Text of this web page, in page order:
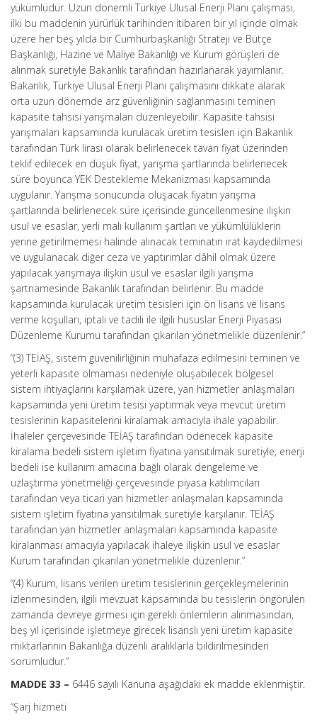
yükümlüdür. Uzun dönemli Türkiye Ulusal Enerji Planı çalışması,
ilki bu maddenin yürürlük tarihinden itibaren bir yıl içinde olmak
üzere her beş yılda bir Cumhurbaşkanlığı Strateji ve Bütçe
Başkanlığı, Hazine ve Maliye Bakanlığı ve Kurum görüşleri de
alınmak suretiyle Bakanlık tarafından hazırlanarak yayımlanır.
Bakanlık, Türkiye Ulusal Enerji Planı çalışmasını dikkate alarak
orta uzun dönemde arz güvenliğinin sağlanmasını teminen
kapasite tahsisi yarışmaları düzenleyebilir. Kapasite tahsisi
yarışmaları kapsamında kurulacak üretim tesisleri için Bakanlık
tarafından Türk lirası olarak belirlenecek tavan fiyat üzerinden
teklif edilecek en düşük fiyat, yarışma şartlarında belirlenecek
süre boyunca YEK Destekleme Mekanizması kapsamında
uygulanır. Yarışma sonucunda oluşacak fiyatın yarışma
şartlarında belirlenecek süre içerisinde güncellenmesine ilişkin
usul ve esaslar, yerli malı kullanım şartları ve yükümlülüklerin
yerine getirilmemesi halinde alınacak teminatın irat kaydedilmesi
ve uygulanacak diğer ceza ve yaptırımlar dâhil olmak üzere
yapılacak yarışmaya ilişkin usul ve esaslar ilgili yarışma
şartnamesinde Bakanlık tarafından belirlenir. Bu madde
kapsamında kurulacak üretim tesisleri için ön lisans ve lisans
verme koşulları, iptali ve tadili ile ilgili hususlar Enerji Piyasası
Düzenleme Kurumu tarafından çıkarılan yönetmelikle düzenlenir.”
“(3) TEİAŞ, sistem güvenilirliğinin muhafaza edilmesini teminen ve
yeterli kapasite olmaması nedeniyle oluşabilecek bölgesel
sistem ihtiyaçlarını karşılamak üzere, yan hizmetler anlaşmaları
kapsamında yeni üretim tesisi yaptırmak veya mevcut üretim
tesislerinin kapasitelerini kiralamak amacıyla ihale yapabilir.
İhaleler çerçevesinde TEİAŞ tarafından ödenecek kapasite
kiralama bedeli sistem işletim fiyatına yansıtılmak suretiyle, enerji
bedeli ise kullanım amacına bağlı olarak dengeleme ve
uzlaştırma yönetmeliği çerçevesinde piyasa katılımcıları
tarafından veya ticari yan hizmetler anlaşmaları kapsamında
sistem işletim fiyatına yansıtılmak suretiyle karşılanır. TEİAŞ
tarafından yan hizmetler anlaşmaları kapsamında kapasite
kiralanması amacıyla yapılacak ihaleye ilişkin usul ve esaslar
Kurum tarafından çıkarılan yönetmelikle düzenlenir.”
“(4) Kurum, lisans verilen üretim tesislerinin gerçekleşmelerinin
izlenmesinden, ilgili mevzuat kapsamında bu tesislerin öngörülen
zamanda devreye girmesi için gerekli önlemlerin alınmasından,
beş yıl içerisinde işletmeye girecek lisanslı yeni üretim kapasite
miktarlarının Bakanlığa düzenli aralıklarla bildirilmesinden
sorumludur.”
MADDE 33 – 6446 sayılı Kanuna aşağıdaki ek madde eklenmiştir.
“Şarj hizmeti